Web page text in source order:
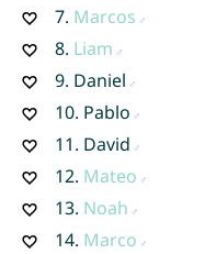
7. Marcos
8. Liam
9. Daniel
10. Pablo
11. David
12. Mateo
13. Noah
14. Marco